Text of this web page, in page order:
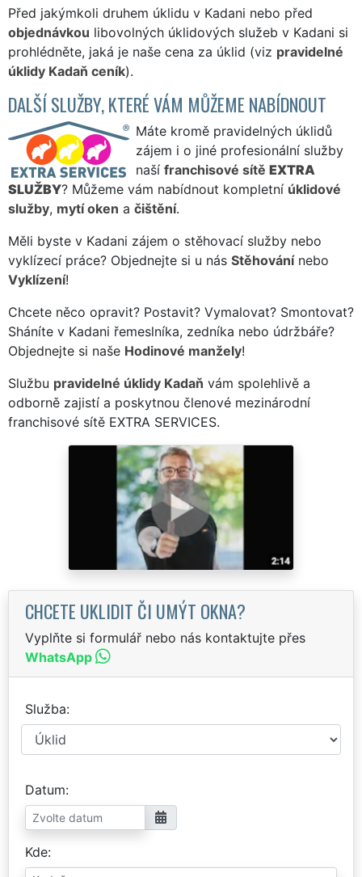
Před jakýmkoli druhem úklidu v Kadani nebo před
objednávkou libovolných úklidových služeb v Kadani si
prohlédněte, jaká je naše cena za úklid (viz pravidelné
úklidy Kadaň ceník).
DALŠÍ SLUŽBY, KTERÉ VÁM MŮŽEME NABÍDNOUT
Máte kromě pravidelných úklidů
zájem i o jiné profesionální služby
naší franchisové sítě EXTRA
SLUŽBY? Můžeme vám nabídnout kompletní úklidové
služby, mytí oken a čištění.
Měli byste v Kadani zájem o stěhovací služby nebo
vyklízecí práce? Objednejte si u nás Stěhovánínebo
Vyklízení!
Chcete něco opravit? Postavit? Vymalovat? Smontovat?
Sháníte v Kadani řemeslníka, zedníka nebo údržbáře?
Objednejte si naše Hodinové manžely!
Službu pravidelné úklidy Kadaň vám spolehlivě a
odborně zajistí a poskytnou členové mezinárodní
franchisové sítě EXTRA SERVICES.
CHCETE UKLIDIT ČI UMÝT OKNA?
Vyplňte si formulář nebo nás kontaktujte přes
WhatsApp
Služba
Datum
Kde